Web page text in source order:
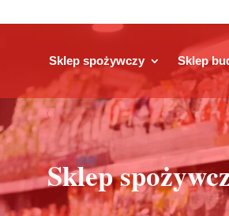
Sklep spożywczy Sklep
Sklep